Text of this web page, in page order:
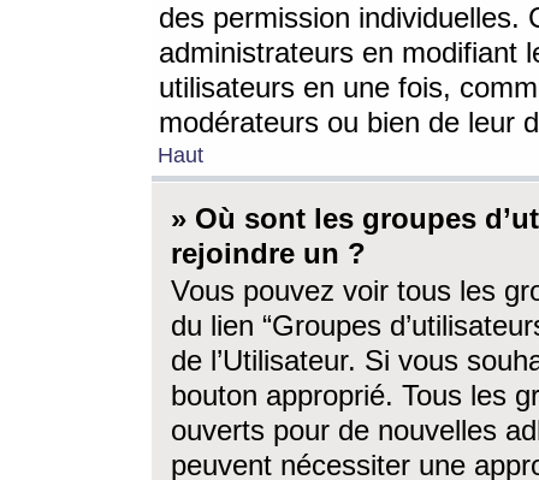
des permission individuelles.
administrateurs en modifiant
utilisateurs en une fois,
modérateurs ou bien de leur
Haut
» Où sont les groupes
rejoindre un ?
Vous pouvez voir tous les
du lien “Groupes
de l’Utilisateur. Si vous
bouton approprié. Tous les
ouverts pour de nouvelles
peuvent nécessiter une